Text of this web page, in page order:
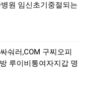
원 임신초기중절되는
숴러,COM 구찌오피
루이비통여자지갑 명